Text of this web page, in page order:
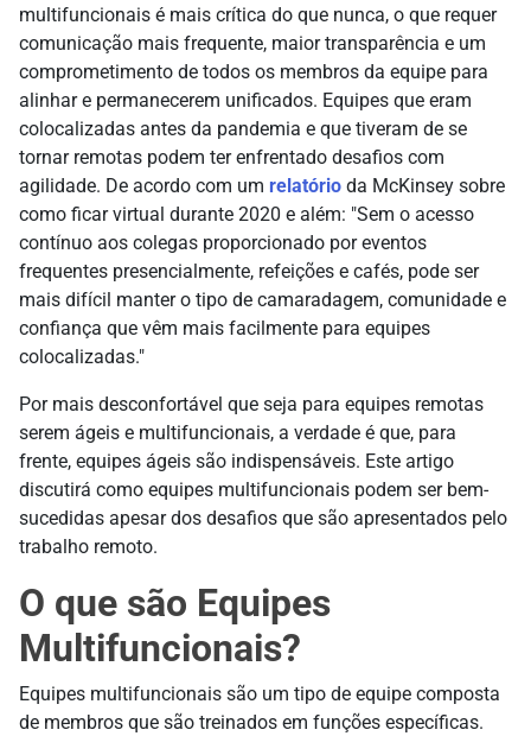
multifuncionais é mais crítica do que nunca, o que requer
comunicação mais frequente, maior transparência e um
comprometimento de todos os membros da equipe para
alinhar e permanecerem unificados. Equipes que eram
colocalizadas antes da pandemia e que tiveram de se
tornar remotas podem ter enfrentado desafios com
agilidade. De acordo com um relatório da McKinsey sobre
como ficar virtual durante 2020 e além: "Sem o acesso
contínuo aos colegas proporcionado por eventos
frequentes presencialmente, refeições e cafés, pode ser
mais difícil manter o tipo de camaradagem, comunidade e
confiança que vêm mais facilmente para equipes
colocalizadas."
Por mais desconfortável que seja para equipes remotas
serem ágeis e multifuncionais, a verdade é que, para
frente, equipes ágeis são indispensáveis. Este artigo
discutirá como equipes multifuncionais podem ser bem-
sucedidas apesar dos desafios que são apresentados pelo
trabalho remoto.
O que são Equipes
Multifuncionais?
Equipes multifuncionais são um tipo de equipe composta
de membros que são treinados em funções específicas.